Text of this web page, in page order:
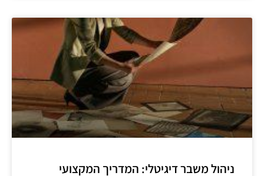
ניהול משבר דיגיטלי: המדריך המקצועי